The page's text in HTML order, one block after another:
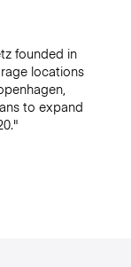
founded in
locations
to expand